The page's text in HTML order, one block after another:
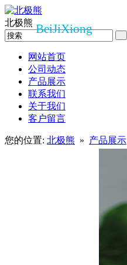
北极熊 BeiJiXiong
网站首页
公司动态
产品展示
联系我们
关于我们
客户留言
您的位置: 北极熊 » 产品展示